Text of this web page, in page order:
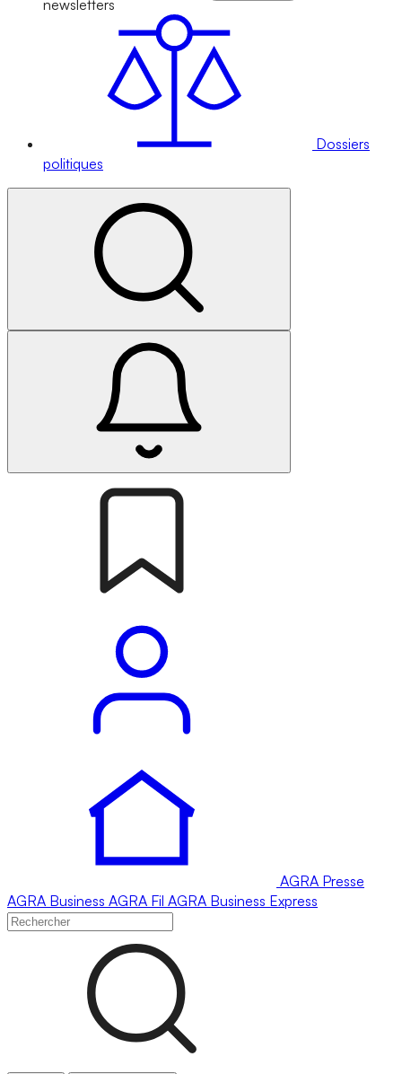
newsletters
Dossiers
politiques
AGRA Presse
AGRA Business AGRA Fil AGRA Business Express